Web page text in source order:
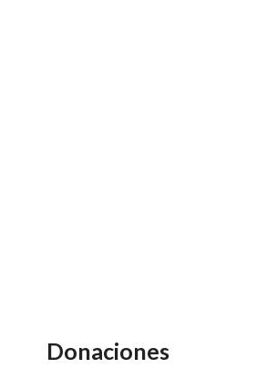
en Brasil – Debate Directo 2-9-2016
Donaciones